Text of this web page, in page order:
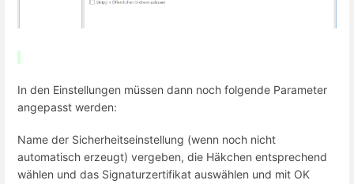
In den Einstellungen müssen dann noch folgende Parameter
angepasst werden:
Name der Sicherheitseinstellung (wenn noch nicht
automatisch erzeugt) vergeben, die Häkchen entsprechend
wählen und das Signaturzertifikat auswählen und mit OK